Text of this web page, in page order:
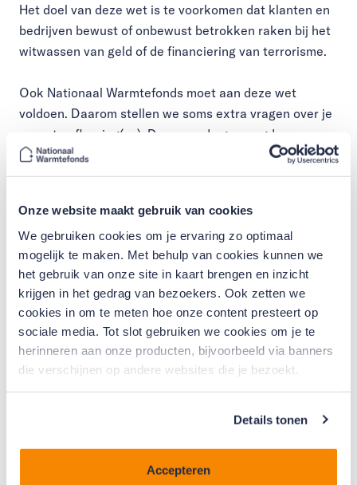
Onze website maakt gebruik van cookies
We gebruiken cookies om je ervaring zo optimaal
mogelijk te maken. Met behulp van cookies kunnen we
het gebruik van onze site in kaart brengen en inzicht
krijgen in het gedrag van bezoekers. Ook zetten we
cookies in om te meten hoe onze content presteert op
sociale media. Tot slot gebruiken we cookies om je te
herinneren aan onze producten, bijvoorbeeld via banners
die verschijnen op andere websites die je bezoekt.
Details tonen
Accepteren
Het doel van deze wet is te voorkomen dat klanten en
bedrijven bewust of onbewust betrokken raken bij het
witwassen van geld of de financiering van terrorisme.
Ook Nationaal Warmtefonds moet aan deze wet
voldoen. Daarom stellen we soms extra vragen over je
recente aflossing(en). Door ons de gevraagde
informatie te geven, help je ons voorkomen dat het
fonds wordt misbruikt voor verkeerde doeleinden.
toekomst huishoudens kunnen blijven verduurzamen
met een lening van Nationaal Warmtefonds.
Wat houdt dit in de praktijk in?
Op het moment dat je een aflossing hebt gedaan op je
lening via het Nationaal Warmtefonds, vragen wij soms
waar het geld voor deze aflossing vandaan komt. Dit
kan bijvoorbeeld voorkomen als je extra aflost omdat
je geld hebt kunnen sparen of een erfenis hebt
Dat wij dingen willen weten of je vragen om extra